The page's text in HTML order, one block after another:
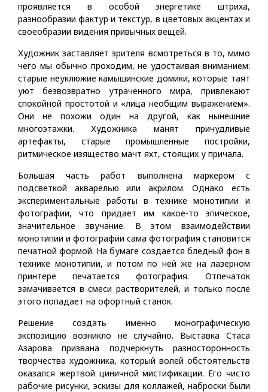
проявляется в особой энергетике штриха,
разнообразии фактур и текстур, в цветовых акцентах и
своеобразии видения привычных вещей.
Художник заставляет зрителя всмотреться в то, мимо
чего мы обычно проходим, не удостаивая вниманием:
старые неуклюжие камышинские домики, которые таят
уют безвозвратно утраченного мира, привлекают
спокойной простотой и «лица необщим выражением».
Они не похожи один на другой, как нынешние
многоэтажки. Художника манят причудливые
артефакты, старые промышленные постройки,
ритмическое изящество мачт яхт, стоящих у причала.
Большая часть работ выполнена маркером с
подсветкой акварелью или акрилом. Однако есть
экспериментальные работы в технике монотипии и
фотографии, что придает им какое-то эпическое,
значительное звучание. В этом взаимодействии
монотипии и фотографии сама фотография становится
печатной формой. На бумаге создается бледный фон в
технике монотипии, и потом по ней же на лазерном
принтере печатается фотография. Отпечаток
замачивается в смеси растворителей, и только после
этого попадает на офортный станок.
Решение создать именно монографическую
экспозицию возникло не случайно. Выставка Стаса
Азарова призвана подчеркнуть разносторонность
творчества художника, который волей обстоятельств
оказался жертвой циничной мистификации. Его чисто
рабочие рисунки, эскизы для коллажей, наброски были